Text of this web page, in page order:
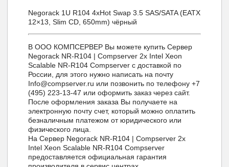
Negorack 1U R104 4xHot Swap 3.5 SAS/SATA (EATX
12×13, Slim СD, 650mm) чёрный
В ООО КОМПСЕРВЕР Вы можете купить Сервер
Negorack NR-R104 | Compserver 2x Intel Xeon
Scalable NR-R104 Compserver с доставкой по
России, для этого нужно написать на почту
Info@compserver.ru или позвонить по телефону +7
(495) 223-13-47 или оформить заказ через сайт.
После оформления заказа Вы получаете на
электронную почту счет, который можно оплатить
безналичным платежом от юридического или
физического лица.
На Сервер Negorack NR-R104 | Compserver 2x
Intel Xeon Scalable NR-R104 Compserver
предоставляется официальная гарантия